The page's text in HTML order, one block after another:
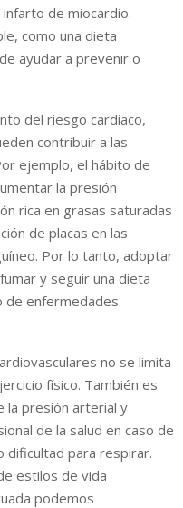
de miocardio.
como una dieta
ayudar a prevenir o
del riesgo cardíaco,
contribuir a las
ejemplo, el hábito de
la presión
rica en grasas saturadas
de placas en las
Por lo tanto, adoptar
y seguir una dieta
de enfermedades
no se limita
físico. También es
la presión arterial y
de la salud en caso de
dificultad para respirar.
estilos de vida
podemos